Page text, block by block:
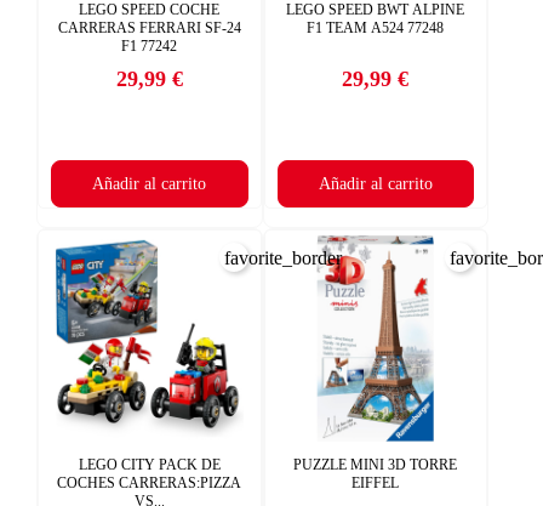
LEGO SPEED COCHE
CARRERAS FERRARI SF-24
F1 77242
Precio
29,99 €
Añadir al carrito
LEGO SPEED BWT ALPINE
F1 TEAM A524 77248
Precio
29,99 €
Añadir al carrito
LEGO CITY PACK DE
COCHES CARRERAS:PIZZA
VS...
favorite_border
PUZZLE MINI 3D TORRE
EIFFEL